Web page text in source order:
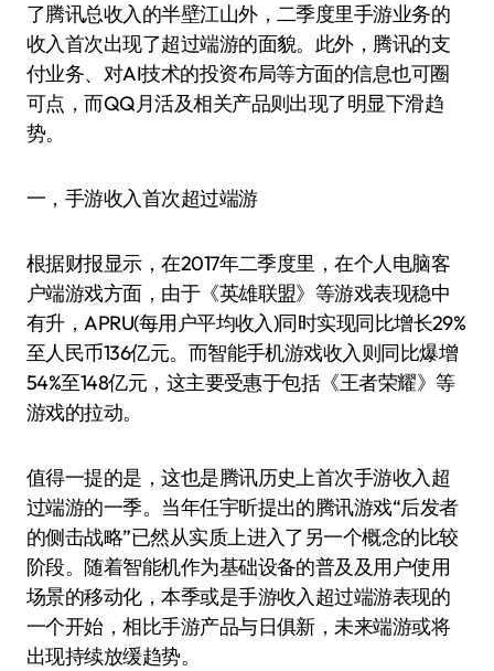
了腾讯总收入的半壁江山外，二季度里手游业务的
收入首次出现了超过端游的面貌。此外，腾讯的支
付业务、对AI技术的投资布局等方面的信息也可圈
可点，而QQ月活及相关产品则出现了明显下滑趋
势。
一，手游收入首次超过端游
根据财报显示，在2017年二季度里，在个人电脑客
户端游戏方面，由于《英雄联盟》等游戏表现稳中
有升，APRU(每用户平均收入)同时实现同比增长29%
至人民币136亿元。而智能手机游戏收入则同比爆增
54%至148亿元，这主要受惠于包括《王者荣耀》等
游戏的拉动。
值得一提的是，这也是腾讯历史上首次手游收入超
过端游的一季。当年任宇昕提出的腾讯游戏“后发者
的侧击战略”已然从实质上进入了另一个概念的比较
阶段。随着智能机作为基础设备的普及及用户使用
场景的移动化，本季或是手游收入超过端游表现的
一个开始，相比手游产品与日俱新，未来端游或将
出现持续放缓趋势。